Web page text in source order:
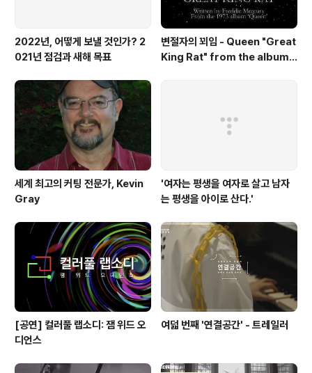
2022년, 어떻게 보낼 것인가? 2
021년 점검과 새해 목표
변절자의 꾀임 - Queen "Great
King Rat" from the album
세계 최고의 커팅 전문가, Kevin
Gray
'여자는 평생을 여자로 살고 남자
는 평생을 아이로 산다.'
[공연] 컬러풀 랩소디: 잼 위드 오
디언스
여덟 번째 '연결공간' - 트레일러